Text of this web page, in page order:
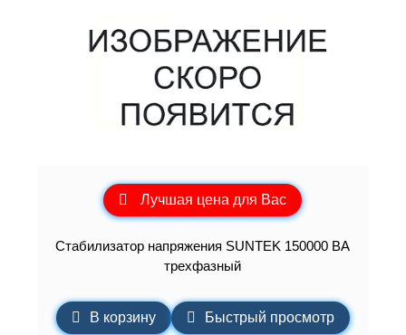
Лучшая цена для Вас
Стабилизатор напряжения SUNTEK 150000 ВА
трехфазный
В корзину Быстрый просмотр